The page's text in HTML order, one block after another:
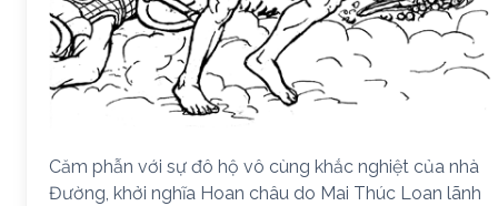
Căm phẫn với sự đô hộ vô cùng khắc nghiệt của nhà
Đường, khởi nghĩa Hoan châu do Mai Thúc Loan lãnh